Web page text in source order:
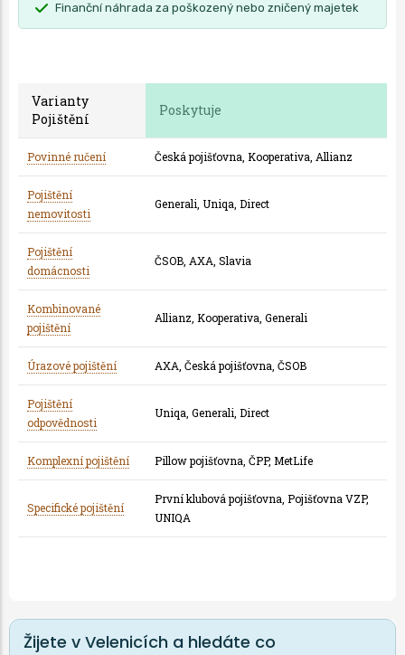
Finanční náhrada za poškozený nebo zničený majetek
Varianty
Pojištění
Poskytuje
Povinné ručení Česká pojišťovna, Kooperativa, Allianz
Pojištění
nemovitosti
Generali, Uniqa, Direct
Pojištění
domácnosti
ČSOB, AXA, Slavia
Kombinované
pojištění
Allianz, Kooperativa, Generali
Úrazové pojištění AXA, Česká pojišťovna, ČSOB
Pojištění
odpovědnosti
Uniqa, Generali, Direct
Komplexní pojištění Pillow pojišťovna, ČPP, MetLife
Specifické pojištění
První klubová pojišťovna, Pojišťovna VZP,
UNIQA
Žijete v Velenicích a hledáte co